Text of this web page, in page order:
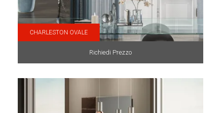
CHARLESTON OVALE
Richiedi Prezzo